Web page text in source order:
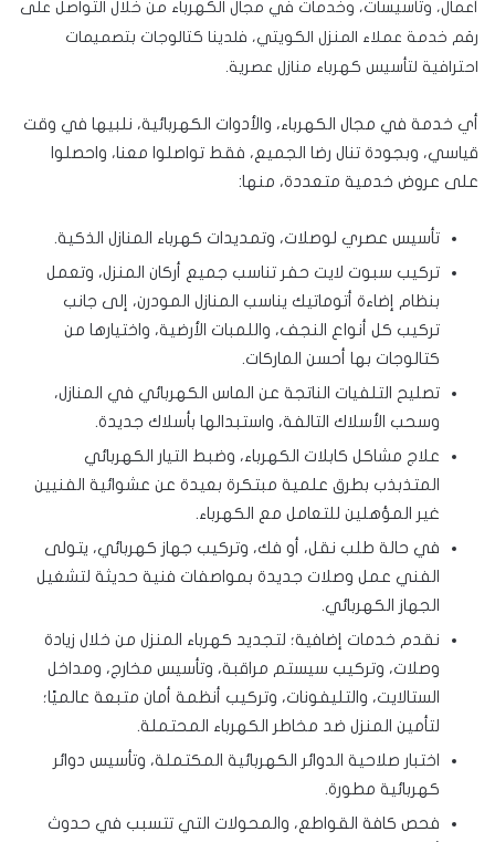
أعمال، وتأسيسات، وخدمات في مجال الكهرباء من خلال التواصل على
رقم خدمة عملاء المنزل الكويتي، فلدينا كتالوجات بتصميمات
احترافية لتأسيس كهرباء منازل عصرية.
أي خدمة في مجال الكهرباء، والأدوات الكهربائية، نلبيها في وقت
قياسي، وبجودة تنال رضا الجميع، فقط تواصلوا معنا، واحصلوا
على عروض خدمية متعددة، منها:
تأسيس عصري لوصلات، وتمديدات كهرباء المنازل الذكية.
تركيب سبوت لايت حفر تناسب جميع أركان المنزل، وتعمل
بنظام إضاءة أتوماتيك يناسب المنازل المودرن، إلى جانب
تركيب كل أنواع النجف، واللمبات الأرضية، واختيارها من
كتالوجات بها أحسن الماركات.
تصليح التلفيات الناتجة عن الماس الكهربائي في المنازل،
وسحب الأسلاك التالفة، واستبدالها بأسلاك جديدة.
علاج مشاكل كابلات الكهرباء، وضبط التيار الكهربائي
المتذبذب بطرق علمية مبتكرة بعيدة عن عشوائية الفنيين
غير المؤهلين للتعامل مع الكهرباء.
في حالة طلب نقل، أو فك، وتركيب جهاز كهربائي، يتولى
الفني عمل وصلات جديدة بمواصفات فنية حديثة لتشغيل
الجهاز الكهربائي.
نقدم خدمات إضافية؛ لتجديد كهرباء المنزل من خلال زيادة
وصلات، وتركيب سيستم مراقبة، وتأسيس مخارج، ومداخل
الستالايت، والتليفونات، وتركيب أنظمة أمان متبعة عالميًا؛
لتأمين المنزل ضد مخاطر الكهرباء المحتملة.
اختبار صلاحية الدوائر الكهربائية المكتملة، وتأسيس دوائر
كهربائية مطورة.
فحص كافة القواطع، والمحولات التي تتسبب في حدوث